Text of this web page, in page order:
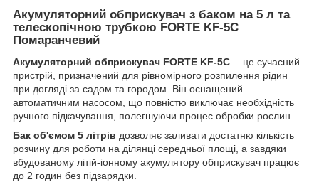
Акумуляторний обприскувач з баком на 5 л та
телескопічною трубкою FORTE KF-5C
Помаранчевий
Акумуляторний обприскувач FORTE KF-5C— це сучасний
пристрій, призначений для рівномірного розпилення рідин
при догляді за садом та городом. Він оснащений
автоматичним насосом, що повністю виключає необхідність
ручного підкачування, полегшуючи процес обробки рослин.
Бак об'ємом 5 літрів дозволяє заливати достатню кількість
розчину для роботи на ділянці середньої площі, а завдяки
вбудованому літій-іонному акумулятору обприскувач працює
до 2 годин без підзарядки.